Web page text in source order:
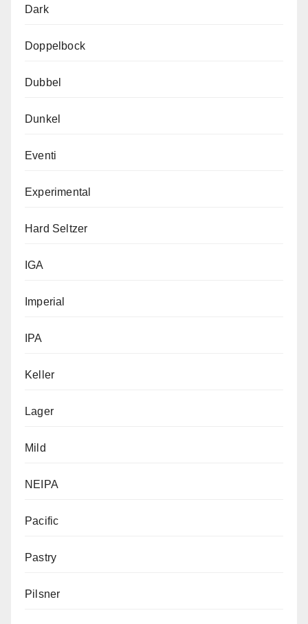
Dark
Doppelbock
Dubbel
Dunkel
Eventi
Experimental
Hard Seltzer
IGA
Imperial
IPA
Keller
Lager
Mild
NEIPA
Pacific
Pastry
Pilsner